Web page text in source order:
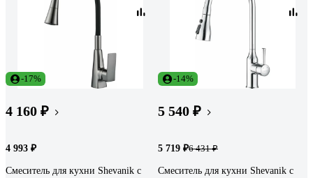
-17%
4 160 ₽
4 993 ₽
Смеситель для кухни Shevanik с
-14%
5 540 ₽
5 719 ₽6 431 ₽
Смеситель для кухни Shevanik с